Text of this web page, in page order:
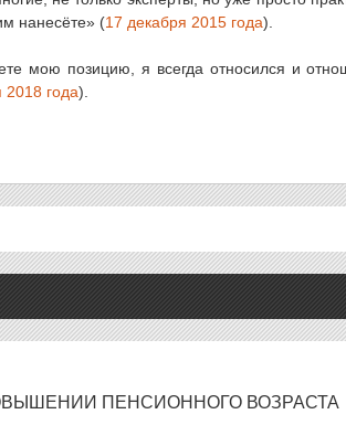
нанесёте» (17 декабря 2015 года).
мою позицию, я всегда относился и
года).
ПЕНСИОННОГО ВОЗРАСТА